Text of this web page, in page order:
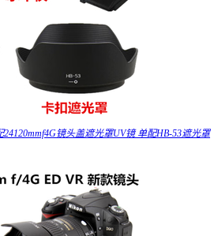
镜头盖遮光罩UV镜 单配HB-53遮光罩